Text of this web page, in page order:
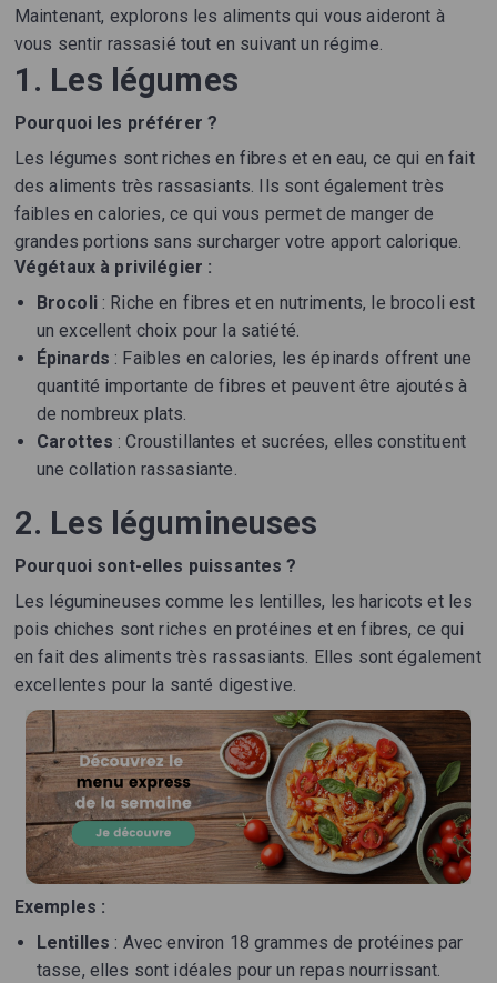
Maintenant, explorons les aliments qui vous aideront à
vous sentir rassasié tout en suivant un régime.
1. Les légumes
Pourquoi les préférer ?
Les légumes sont riches en fibres et en eau, ce qui en fait
des aliments très rassasiants. Ils sont également très
faibles en calories, ce qui vous permet de manger de
grandes portions sans surcharger votre apport calorique.
Végétaux à privilégier :
Brocoli: Riche en fibres et en nutriments, le brocoli est
un excellent choix pour la satiété.
Épinards : Faibles en calories, les épinards offrent une
quantité importante de fibres et peuvent être ajoutés à
de nombreux plats.
Carottes : Croustillantes et sucrées, elles constituent
une collation rassasiante.
2. Les légumineuses
Pourquoi sont-elles puissantes ?
Les légumineuses comme les lentilles, les haricots et les
pois chiches sont riches en protéines et en fibres, ce qui
en fait des aliments très rassasiants. Elles sont également
excellentes pour la santé digestive.
Exemples :
Lentilles : Avec environ 18 grammes de protéines par
tasse, elles sont idéales pour un repas nourrissant.